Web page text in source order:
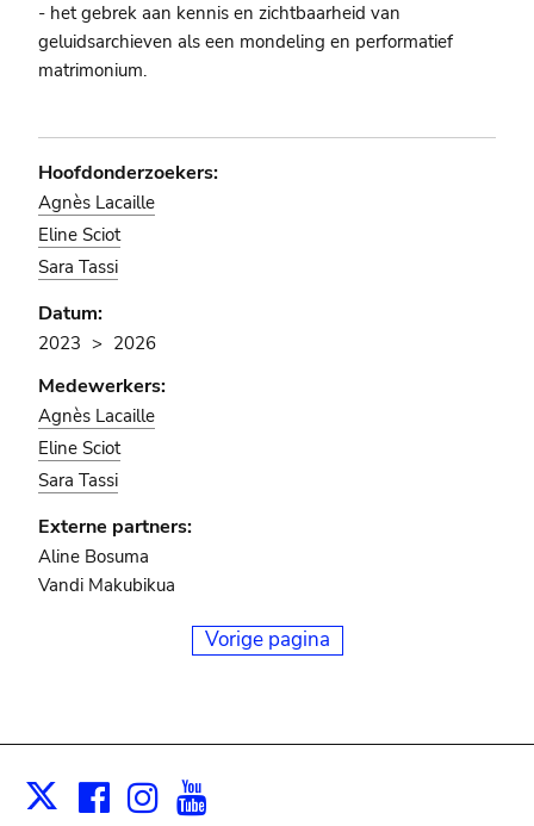
- het gebrek aan kennis en zichtbaarheid van
geluidsarchieven als een mondeling en performatief
matrimonium.
Hoofdonderzoekers:
Agnès Lacaille
Eline Sciot
Sara Tassi
Datum:
2023 2026
Medewerkers:
Agnès Lacaille
Eline Sciot
Sara Tassi
Externe partners:
Aline Bosuma
Vandi Makubikua
Vorige pagina
X Facebook
Instagram